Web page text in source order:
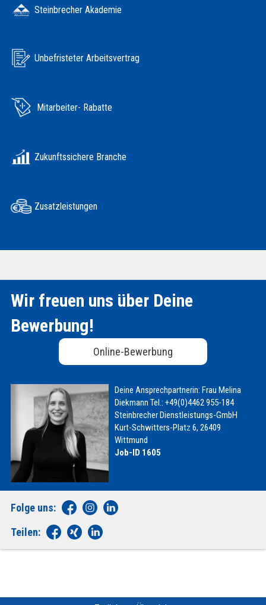
Steinbrecher Akademie
Unbefristeter Arbeitsvertrag
Mitarbeiter- Rabatte
Zukunftssichere Branche
Zusatzleistungen
Wir freuen uns über Deine
Bewerbung!
Online-Bewerbung
Deine Ansprechpartnerin: Frau Melina
Diekmann Tel.: +49(0)4462 955-184
Steinbrecher Dienstleistungs-GmbH
Kurt-Schwitters-Platz 6, 26409
Wittmund
Job-ID 1605
Folge uns:
Teilen: